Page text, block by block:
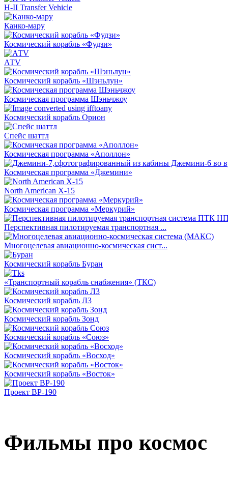
H-II Transfer Vehicle
Канко-мару
Космический корабль «Фудзи»
АТV
Космический корабль «Шэньлун»
Космическая программа Шэньчжоу
Космический корабль Орион
Спейс шаттл
Космическая программа «Аполлон»
Космическая программа «Джемини»
North American X-15
Космическая программа «Меркурий»
Перспективная пилотируемая транспортная ...
Многоцелевая авиационно-космическая сист...
Космический корабль Буран
«Транспортный корабль снабжения» (ТКС)
Космический корабль Л3
Космический корабль Зонд
Космический корабль «Союз»
Космический корабль «Восход»
Космический корабль «Восток»
Проект ВР-190
Фильмы про космос